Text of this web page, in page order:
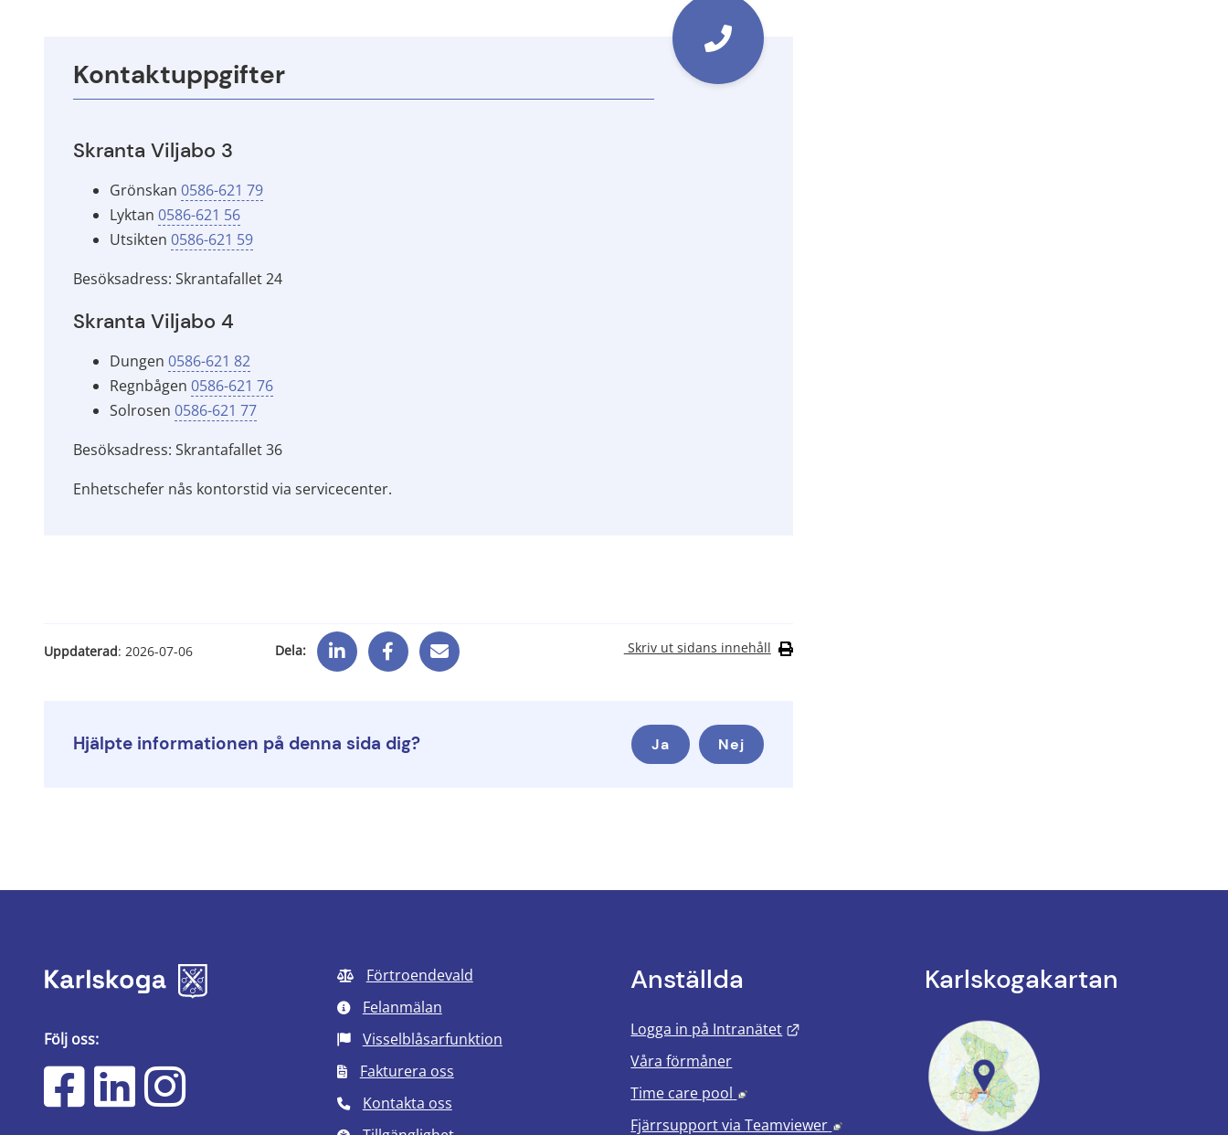
Kontaktuppgifter
Skranta Viljabo 3
Grönskan 0586-621 79
Lyktan 0586-621 56
Utsikten 0586-621 59
Besöksadress: Skrantafallet 24
Skranta Viljabo 4
Dungen 0586-621 82
Regnbågen 0586-621 76
Solrosen 0586-621 77
Besöksadress: Skrantafallet 36
Enhetschefer nås kontorstid via servicecenter.
Uppdaterad: 2026-07-06 Dela: Skriv ut sidans innehåll
Hjälpte informationen på denna sida dig? Nej
Ja
Följ oss:
Förtroendevald
Felanmälan
Visselblåsarfunktion
Fakturera oss
Kontakta oss
Anställda
Logga in på Intranätet
Länk till annan webbplats.
Våra förmåner
Time care pool
Länk till annan webbplats, öppnas i nytt fönster.
Fjärrsupport viaTeamviewer Länk till annan webbplats, öppnas i nytt fönster.
Karlskoga­kartan